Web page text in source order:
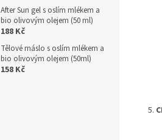
After Sun gel s oslím mlékem a
bio olivovým olejem (50 ml)
188 Kč
Tělové máslo s oslím mlékem a
bio olivovým olejem (50ml)
158 Kč